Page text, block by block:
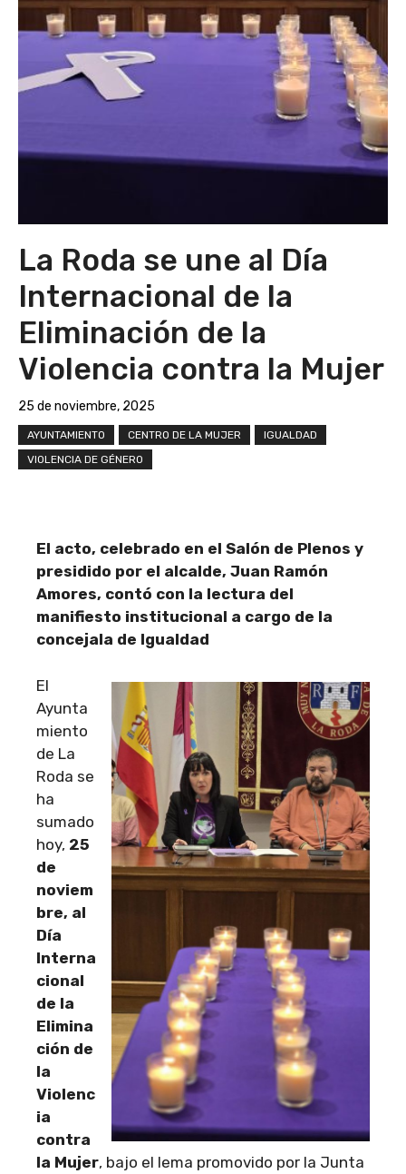
La Roda se une al Día
Internacional de la
Eliminación de la
Violencia contra la Mujer
25 de noviembre, 2025
AYUNTAMIENTO CENTRO DE LA MUJER
IGUALDAD
VIOLENCIA DE GÉNERO
El acto, celebrado en el Salón de Plenos y
presidido por el alcalde, Juan Ramón
Amores, contó con la lectura del
manifiesto institucional a cargo de la
concejala de Igualdad
El
Ayunta
miento
de La
Roda se
ha
sumado
hoy, 25
de
noviem
bre, al
Día
Interna
cional
de la
Elimina
ción de
la
Violenc
ia
contra
la Mujer, bajo el lema promovido por la Junta